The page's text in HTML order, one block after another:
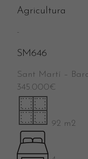
Agricultura
-
SM646
Sant Martí –
345.000€
92 m2